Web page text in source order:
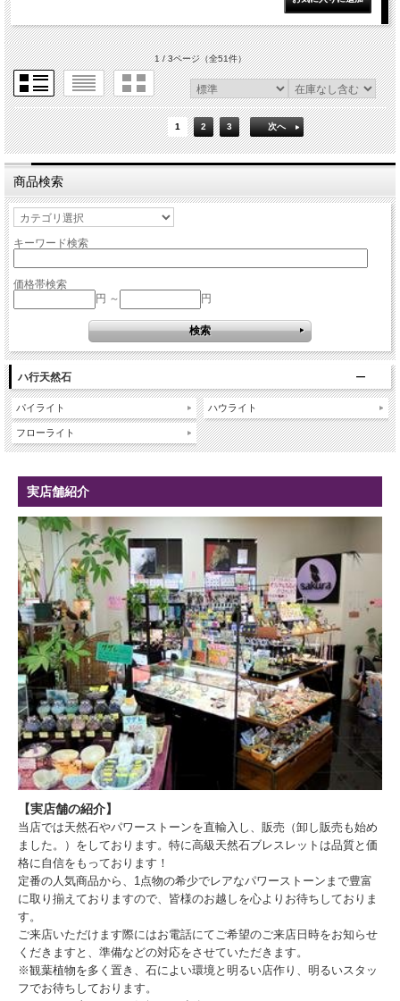
1 / 3ページ（全51件）
1 2 3 次へ
商品検索
キーワード検索
価格帯検索
円 ～
円
ハ行天然石
パイライト
フローライト
ハウライト
実店舗紹介
【実店舗の紹介】
当店では天然石やパワーストーンを直輸入し、販売（卸し販売も始め
ました。）をしております。特に高級天然石ブレスレットは品質と価
格に自信をもっております！
定番の人気商品から、1点物の希少でレアなパワーストーンまで豊富
に取り揃えておりますので、皆様のお越しを心よりお待ちしておりま
す。
ご来店いただけます際にはお電話にてご希望のご来店日時をお知らせ
くだきますと、準備などの対応をさせていただきます。
※観葉植物を多く置き、石によい環境と明るい店作り、明るいスタッ
フでお待ちしております。